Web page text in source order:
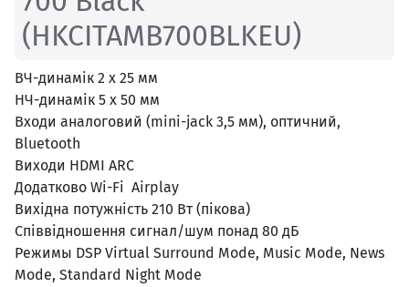
(HKCITAMB700BLKEU)
ВЧ-динамік 2 х 25 мм
НЧ-динамік 5 х 50 мм
Входи аналоговий (mini-jack 3,5 мм), оптичний,
Bluetooth
Виходи HDMI ARC
Додатково Wi-Fi Airplay
Вихідна потужність 210 Вт (пікова)
Співвідношення сигнал/шум понад 80 дБ
Режимы DSP Virtual Surround Mode, Music Mode, News
Mode, Standard Night Mode